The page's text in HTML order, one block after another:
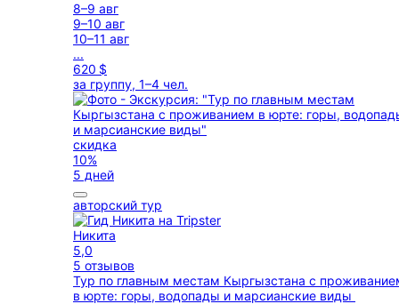
8–9 авг
9–10 авг
10–11 авг
...
620 $
за группу, 1–4 чел.
скидка
10%
5 дней
авторский тур
Никита
5,0
5 отзывов
Тур по главным местам Кыргызстана с
в юрте: горы, водопады и марсианские виды